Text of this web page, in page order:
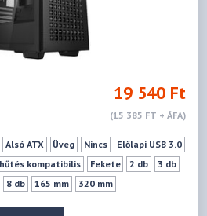
19 540 Ft
(15 385 FT + ÁFA)
Alsó ATX Üveg Nincs
Előlapi USB 3.0
kompatibilis Fekete 2 db
3 db
8 db 165 mm 320 mm